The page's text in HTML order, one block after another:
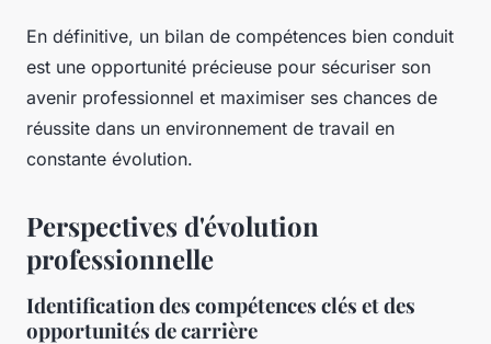
En définitive, un bilan de compétences bien conduit
est une opportunité précieuse pour sécuriser son
avenir professionnel et maximiser ses chances de
réussite dans un environnement de travail en
constante évolution.
Perspectives d'évolution
professionnelle
Identification des compétences clés et des
opportunités de carrière